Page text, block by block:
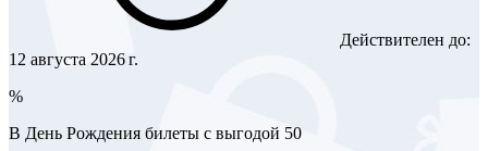
Действителен до:
12 августа 2026 г.
%
В День Рождения билеты с выгодой 50